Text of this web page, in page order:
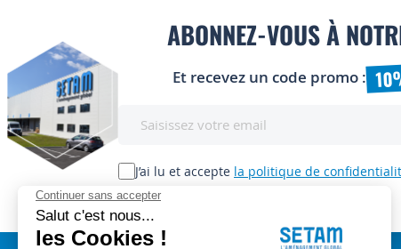
ABONNEZ-VOUS À
Et recevez un code promo :
lettre
d’information
:
J’ai lu et accepte la politique de